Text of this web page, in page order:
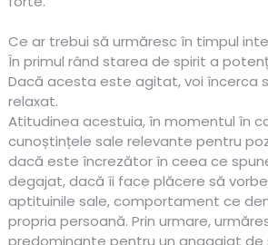
Ce ar trebui să urmăresc în timpul
În primul rând starea de spirit a
Dacă acesta este agitat, voi încerca
relaxat.
Atitudinea acestuia, în momentul în
cunoștințele sale relevante pentru
dacă este încrezător în ceea ce
degajat, dacă îi face plăcere să
aptituinile sale, comportament ce
propria persoană. Prin urmare,
predominante pentru un anagajat de